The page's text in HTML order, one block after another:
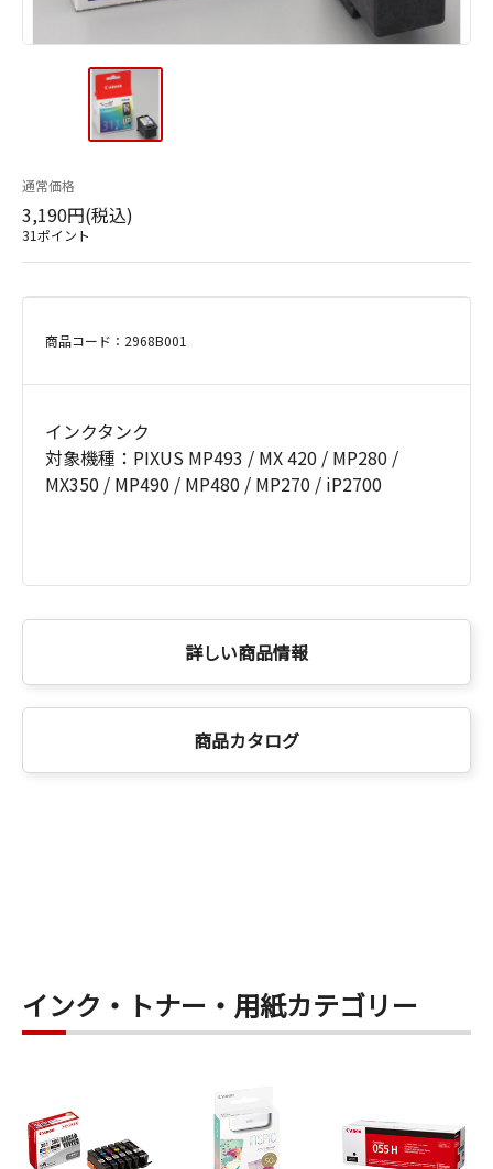
通常価格
3,190円(税込)
31ポイント
商品コード：2968B001
インクタンク
対象機種：PIXUS MP493 / MX 420 / MP280 /
MX350 / MP490 / MP480 / MP270 / iP2700
詳しい商品情報
商品カタログ
インク・トナー・用紙カテゴリー